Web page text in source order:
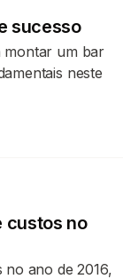
sucesso
montar um bar
neste
custos no
no ano de 2016,